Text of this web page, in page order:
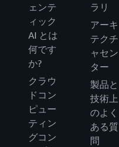
ェンテ
ィック
AI とは
何です
か?
クラウ
ドコン
ピュー
ティン
グコン
ラリ
アーキ
テクチ
ャセン
ター
製品と
技術上
のよく
ある質
問